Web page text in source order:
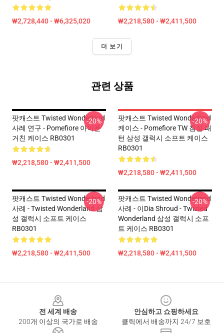
₩2,728,440 - ₩6,325,020 ₩2,218,580 - ₩2,411,500
더 보기
관련 상품
팟캐스트 Twisted Wonderland
사례 연구 - Pomefiore 아이폰
거친 케이스 RB0301
₩2,218,580 - ₩2,411,500
-20%
팟캐스트 Twisted Wonderland
케이스 - Pomefiore TW 침실 패
턴 삼성 갤럭시 소프트 케이스
RB0301
₩2,218,580 - ₩2,411,500
-20%
팟캐스트 Twisted Wonderland
사례 - Twisted Wonderland 삼
성 갤럭시 소프트 케이스
RB0301
₩2,218,580 - ₩2,411,500
-20%
팟캐스트 Twisted Wonderland
사례 - 이dia Shroud - Twisted
Wonderland 삼성 갤럭시 소프
트 케이스 RB0301
₩2,218,580 - ₩2,411,500
-20%
전 세계 배송
200개 이상의 국가로 배송
안심하고 쇼핑하세요
클릭에서 배송까지 24/7 보호